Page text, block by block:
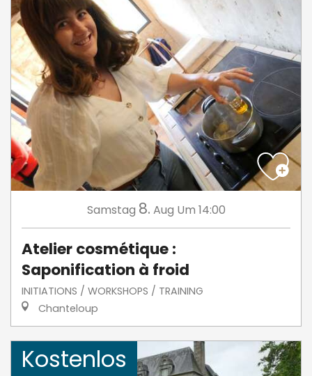
Samstag 8. Aug Um 14:00
Atelier cosmétique :
Saponification à froid
INITIATIONS / WORKSHOPS / TRAINING
Chanteloup
Kostenlos